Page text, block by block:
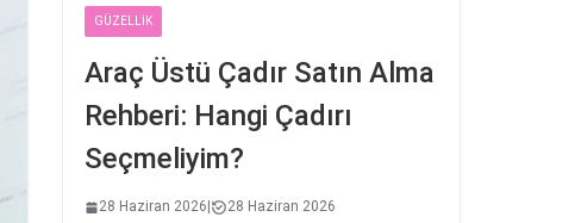
GÜZELLIK
Araç Üstü Çadır Satın Alma
Rehberi: Hangi Çadırı
Seçmeliyim?
28 Haziran 2026 28 Haziran 2026